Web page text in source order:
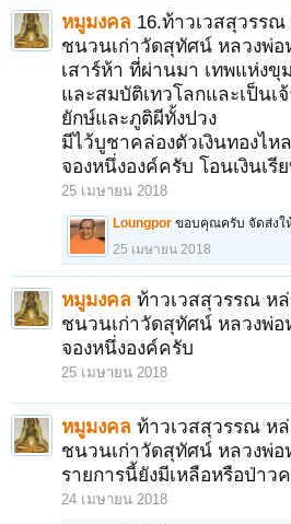
หมูมงคล 16.ท้าวเวสสุวรร
ชนวนเก่าวัดสุทัศน์ หลวงพ่
เสาร์ห้า ที่ผ่านมา เทพแห่งขุ
และสมบัติเทวโลกและเป็นเ
ยักษ์และภูติผีทั้งปวง
มีไว้บูชาคล่องตัวเงินทองไห
จองหนึ่งองค์ครับ โอนเงินเรี
25 เมษายน 2018
Loungpor ขอบคุณครับ จัดส่งใ
25 เมษายน 2018
หมูมงคล ท้าวเวสสุวรรณ ห
ชนวนเก่าวัดสุทัศน์ หลวงพ่
จองหนึ่งองค์ครับ
25 เมษายน 2018
หมูมงคล ท้าวเวสสุวรรณ ห
ชนวนเก่าวัดสุทัศน์ หลวงพ่
รายการนี้ยังมีเหลือหรือป่าว
24 เมษายน 2018